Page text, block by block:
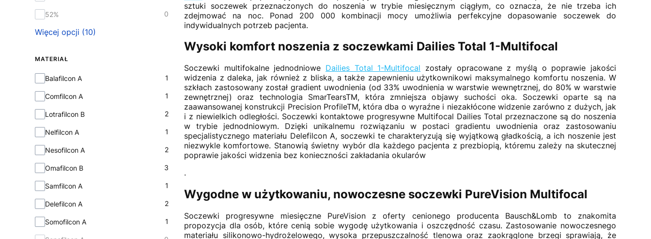
52% 0
Więcej opcji (10)
MATERIAŁ
Materiał
Balafilcon A 1
Comfilcon A 1
Lotrafilcon B 2
Nelfilcon A 1
Nesofilcon A 2
Omafilcon B 3
Samfilcon A 1
Delefilcon A 2
Somofilcon A 1
sztuki soczewek przeznaczonych do noszenia w trybie miesięcznym ciągłym, co oznacza, że nie trzeba ich
zdejmować na noc. Ponad 200 000 kombinacji mocy umożliwia perfekcyjne dopasowanie soczewek do
indywidualnych potrzeb pacjenta.
Wysoki komfort noszenia z soczewkami Dailies Total 1-Multifocal
Soczewki multifokalne jednodniowe Dailies Total 1-Multifocal zostały opracowane z myślą o poprawie jakości
widzenia z daleka, jak również z bliska, a także zapewnieniu użytkownikowi maksymalnego komfortu noszenia. W
szkłach zastosowany został gradient uwodnienia (od 33% uwodnienia w warstwie wewnętrznej, do 80% w warstwie
zewnętrznej) oraz technologia SmarTearsTM, która zmniejsza objawy suchości oka. Soczewki oparte są na
zaawansowanej konstrukcji Precision ProfileTM, która dba o wyraźne i niezakłócone widzenie zarówno z dużych, jak
i z niewielkich odległości. Soczewki kontaktowe progresywne Multifocal Dailies Total przeznaczone są do noszenia
w trybie jednodniowym. Dzięki unikalnemu rozwiązaniu w postaci gradientu uwodnienia oraz zastosowaniu
specjalistycznego materiału Delefilcon A, soczewki te charakteryzują się wyjątkową gładkością, a ich noszenie jest
niezwykle komfortowe. Stanowią świetny wybór dla każdego pacjenta z prezbiopią, któremu zależy na skutecznej
poprawie jakości widzenia bez konieczności zakładania okularów
.
Wygodne w użytkowaniu, nowoczesne soczewki PureVision Multifocal
Soczewki progresywne miesięczne PureVision z oferty cenionego producenta Bausch&Lomb to znakomita
propozycja dla osób, które cenią sobie wygodę użytkowania i oszczędność czasu. Zastosowanie nowoczesnego
materiału silikonowo-hydrożelowego, wysoka przepuszczalność tlenowa oraz zaokrąglone brzegi sprawiają, że